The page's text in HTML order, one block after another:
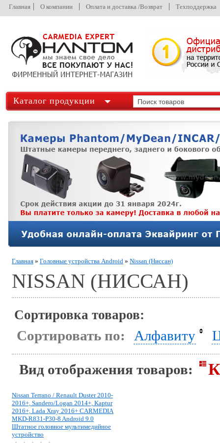
Главная О компании Оплата и доставка /Возврат Техподдержка
Каталог продукции
Главная » Головные устройства Android » Nissan (Ниссан)
NISSAN (НИССАН)
Сортировка товаров:
Сортировать по: Алфавиту
Вид отображения товаров:
Nissan Terrano / Renault Duster 2010-
2016+, Sandero/Logan 2014+, Kaptur
2016+, Lada Xray 2016+ CARMEDIA
MKD-R831-P30-8 Android 9.0
Штатное головное мультимедийное
устройство